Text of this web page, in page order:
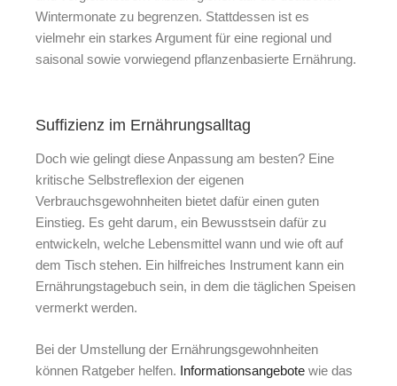
Wintermonate zu begrenzen. Stattdessen ist es
vielmehr ein starkes Argument für eine regional und
saisonal sowie vorwiegend pflanzenbasierte Ernährung.
Suffizienz im Ernährungsalltag
Doch wie gelingt diese Anpassung am besten? Eine
kritische Selbstreflexion der eigenen
Verbrauchsgewohnheiten bietet dafür einen guten
Einstieg. Es geht darum, ein Bewusstsein dafür zu
entwickeln, welche Lebensmittel wann und wie oft auf
dem Tisch stehen. Ein hilfreiches Instrument kann ein
Ernährungstagebuch sein, in dem die täglichen Speisen
vermerkt werden.
Bei der Umstellung der Ernährungsgewohnheiten
können Ratgeber helfen. Informationsangebote wie das